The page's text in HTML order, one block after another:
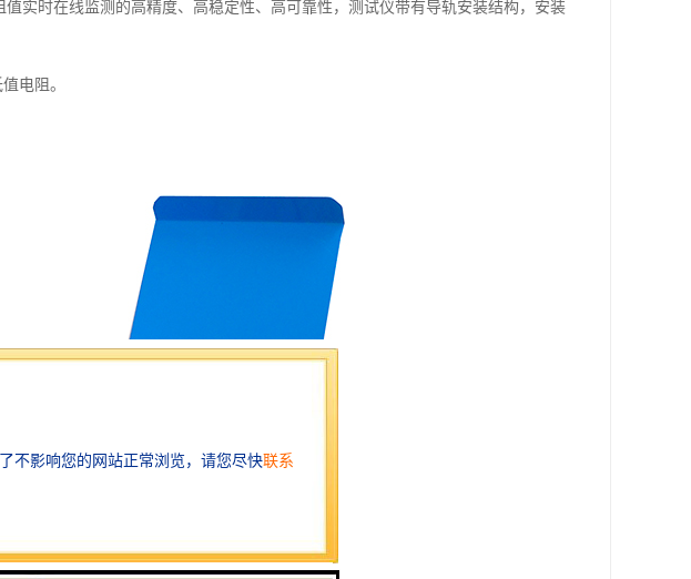
实时在线监测的高精度、高稳定性、高可靠性，测试仪带有导轨安装结构，安装
电阻。